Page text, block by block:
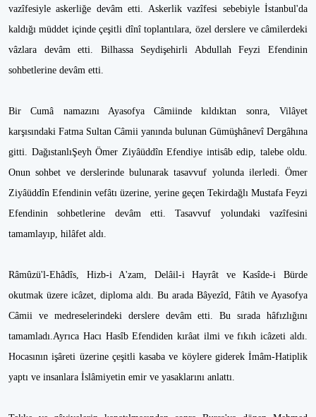
vazîfesiyle askerliğe devâm etti. Askerlik vazîfesi sebebiyle İstanbul'da
kaldığı müddet içinde çeşitli dînî toplantılara, özel derslere ve câmilerdeki
vâzlara devâm etti. Bilhassa Seydişehirli Abdullah Feyzi Efendinin
sohbetlerine devâm etti.
Bir Cumâ namazını Ayasofya Câmiinde kıldıktan sonra, Vilâyet
karşısındaki Fatma Sultan Câmii yanında bulunan Gümüşhânevî Dergâhına
gitti. DağıstanlıŞeyh Ömer Ziyâüddîn Efendiye intisâb edip, talebe oldu.
Onun sohbet ve derslerinde bulunarak tasavvuf yolunda ilerledi. Ömer
Ziyâüddîn Efendinin vefâtı üzerine, yerine geçen Tekirdağlı Mustafa Feyzi
Efendinin sohbetlerine devâm etti. Tasavvuf yolundaki vazîfesini
tamamlayıp, hilâfet aldı.
Râmûzü'l-Ehâdîs, Hizb-i A'zam, Delâil-i Hayrât ve Kasîde-i Bürde
okutmak üzere icâzet, diploma aldı. Bu arada Bâyezîd, Fâtih ve Ayasofya
Câmii ve medreselerindeki derslere devâm etti. Bu sırada hâfızlığını
tamamladı.Ayrıca Hacı Hasîb Efendiden kırâat ilmi ve fıkıh icâzeti aldı.
Hocasının işâreti üzerine çeşitli kasaba ve köylere giderek İmâm-Hatiplik
yaptı ve insanlara İslâmiyetin emir ve yasaklarını anlattı.